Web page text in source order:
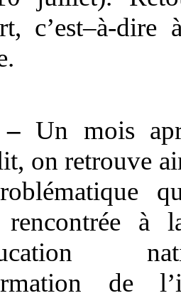
c’est–à-
Un mois
on retrouve
rencontrée à
de